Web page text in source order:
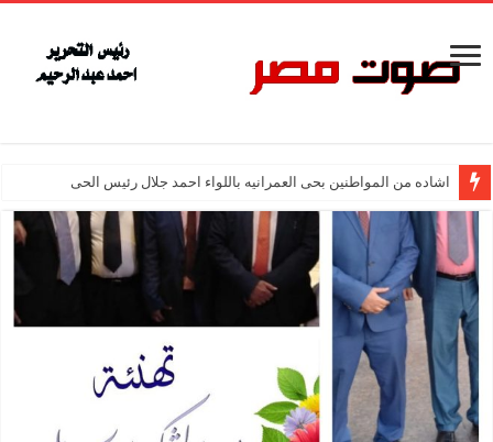
اشاده من المواطنين بحى العمرانيه باللواء احمد جلال رئيس الحى